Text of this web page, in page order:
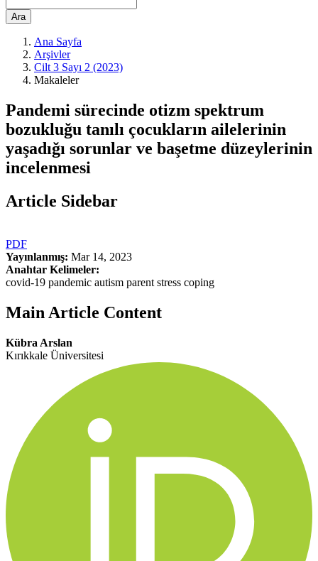
Ara
Ana Sayfa
Arşivler
Cilt 3 Sayı 2 (2023)
Makaleler
Pandemi sürecinde otizm spektrum
bozukluğu tanılı çocukların ailelerinin
yaşadığı sorunlar ve başetme düzeylerinin
incelenmesi
Article Sidebar
PDF
Yayınlanmış: Mar 14, 2023
Anahtar Kelimeler:
covid-19 pandemic autism parent stress coping
Main Article Content
Kübra Arslan
Kırıkkale Üniversitesi